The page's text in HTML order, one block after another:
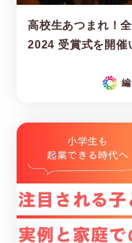
高校生あつまれ！
2024 受賞式を開催